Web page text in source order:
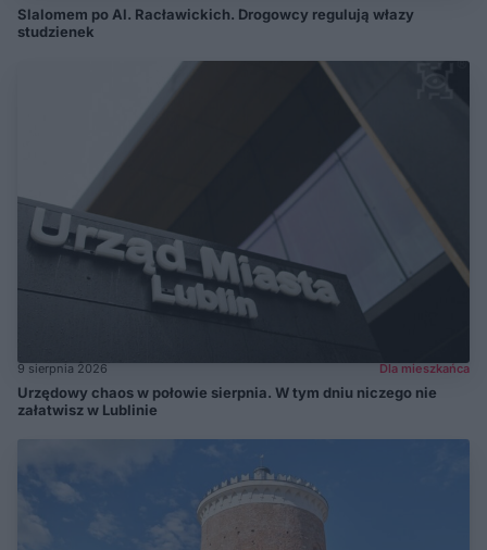
Slalomem po Al. Racławickich. Drogowcy regulują włazy
studzienek
9 sierpnia 2026 Dla mieszkańca
Urzędowy chaos w połowie sierpnia. W tym dniu niczego nie
załatwisz w Lublinie